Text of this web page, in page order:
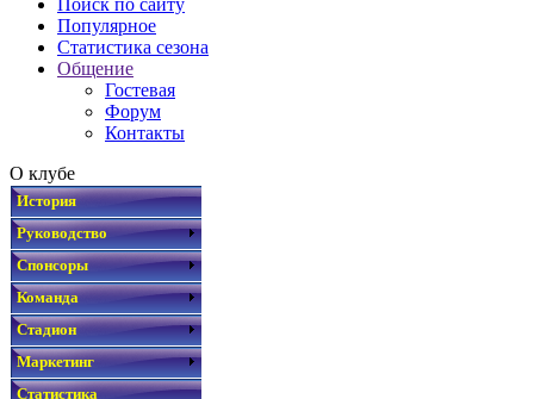
Поиск по сайту
Популярное
Статистика сезона
Общение
Гостевая
Форум
Контакты
О клубе
История
Руководство
Спонсоры
Команда
Стадион
Маркетинг
Статистика